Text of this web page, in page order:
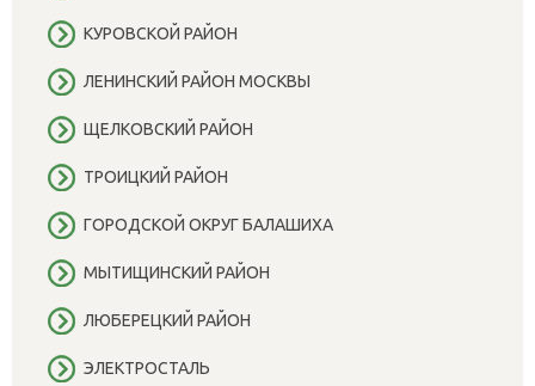
КУРОВСКОЙ РАЙОН
ЛЕНИНСКИЙ РАЙОН МОСКВЫ
ЩЕЛКОВСКИЙ РАЙОН
ТРОИЦКИЙ РАЙОН
ГОРОДСКОЙ ОКРУГ БАЛАШИХА
МЫТИЩИНСКИЙ РАЙОН
ЛЮБЕРЕЦКИЙ РАЙОН
ЭЛЕКТРОСТАЛЬ